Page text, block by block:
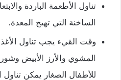
تناول الأطعمة الباردة
الساخنة التي تهيج المعدة.
وقت القيء يجب تناول
المشوي والأرز الأبيض
للأطفال الصغار يمكن